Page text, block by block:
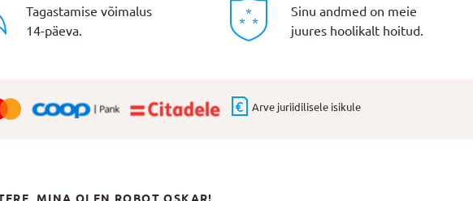
Tagastamise võimalus
14-päeva.
Sinu andmed on meie
juures hoolikalt hoitud.
Arve juriidilisele isikule
MINA OLEN ROBOT OSKAR!